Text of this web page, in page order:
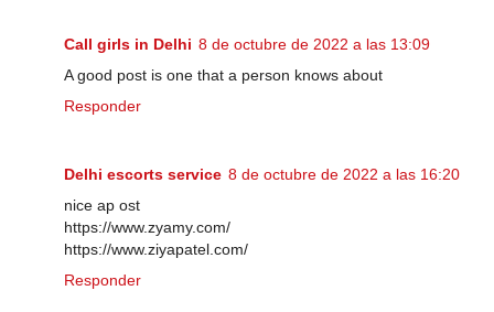
Call girls in Delhi 8 de octubre de 2022 a las 13:09
A good post is one that a person knows about
Responder
Delhi escorts service 8 de octubre de 2022 a las 16:20
nice ap ost
https://www.zyamy.com/
https://www.ziyapatel.com/
Responder